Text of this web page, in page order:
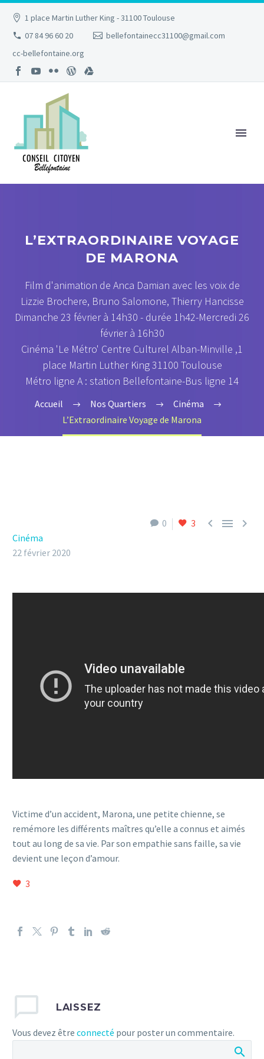
1 place Martin Luther King - 31100 Toulouse
07 84 96 60 20
bellefontainecc31100@gmail.com
cc-bellefontaine.org
L’EXTRAORDINAIRE VOYAGE
DE MARONA
Film d'animation de Anca Damian avec les voix de
Lizzie Brochere, Bruno Salomone, Thierry Hancisse
Dimanche 23 février à 14h30 - durée 1h42-Mercredi 26
février à 16h30
Cinéma 'Le Métro' Centre Culturel Alban-Minville ,1
place Martin Luther King 31100 Toulouse
Métro ligne A : station Bellefontaine-Bus ligne 14
Accueil Nos Quartiers
Cinéma
L’Extraordinaire Voyage de Marona
0 3   
Cinéma
22 février 2020
Victime d’un accident, Marona, une petite chienne, se
remémore les différents maîtres qu’elle a connus et aimés
tout au long de sa vie. Par son empathie sans faille, sa vie
devient une leçon d’amour.
3
LAISSEZ
Vous devez être connecté pour poster un commentaire.